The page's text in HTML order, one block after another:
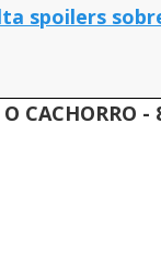
spoilers
CACHORRO -